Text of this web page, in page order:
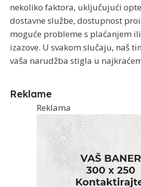
nekoliko faktora, uključujući
dostavne službe, dostupnost
moguće probleme s plaćanjem
izazove. U svakom slučaju, naš
vaša narudžba stigla u
Reklame
Reklama